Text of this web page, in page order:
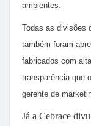
ambientes.
Todas as divisões
também foram
fabricados com
transparência que
gerente de
Já a Cebrace